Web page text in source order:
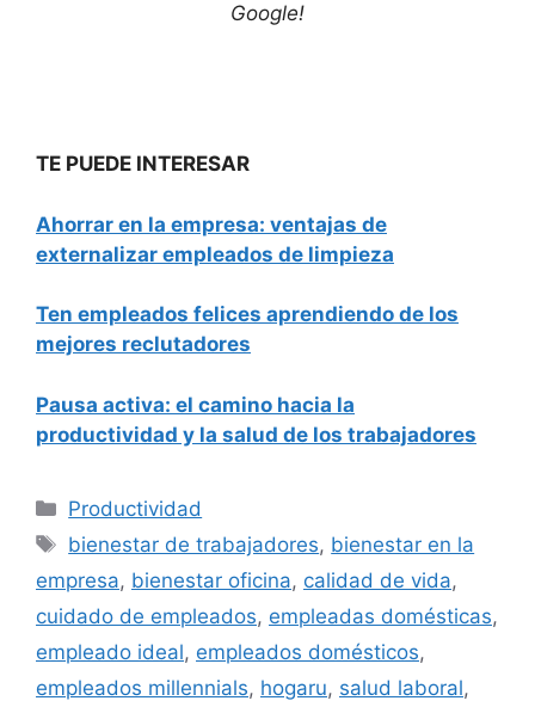
Google!
TE PUEDE INTERESAR
Ahorrar en la empresa: ventajas de
externalizar empleados de limpieza
Ten empleados felices aprendiendo de los
mejores reclutadores
Pausa activa: el camino hacia la
productividad y la salud de los trabajadores
Categorías
Productividad
Etiquetas
bienestar de trabajadores, bienestar en la
empresa, bienestar oficina, calidad de vida,
cuidado de empleados, empleadas domésticas,
empleado ideal, empleados domésticos,
empleados millennials, hogaru, salud laboral,